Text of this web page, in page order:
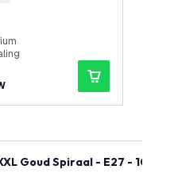
Goud Spiraal - E27 - 100